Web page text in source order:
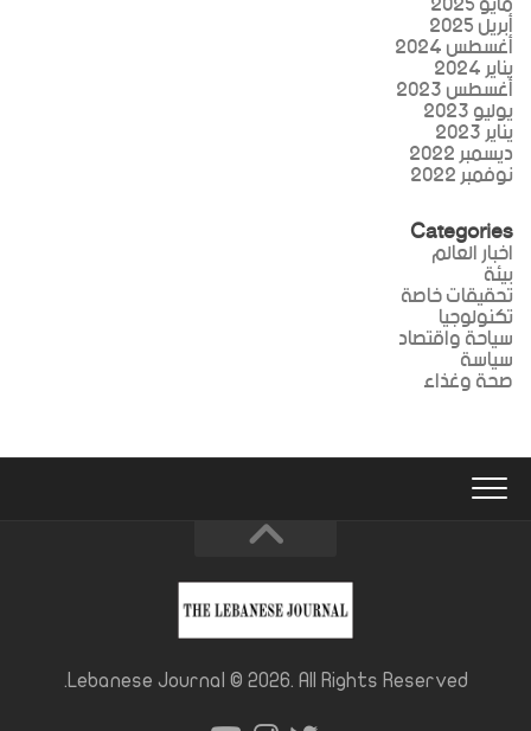
أبريل 2025
أغسطس 2024
يناير 2024
أغسطس 2023
يوليو 2023
يناير 2023
ديسمبر 2022
نوفمبر 2022
Categories
اخبار العالم
بيئة
تحقيقات خاصة
تكنولوجيا
سياحة واقتصاد
سياسة
صحة وغذاء
Lebanese Journal © 2026. All Rights Reserved.